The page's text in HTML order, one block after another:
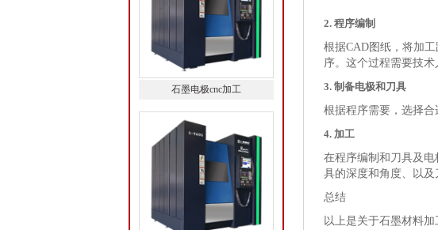
2. 程序编制
根据CAD图纸，将加
序。这个过程需要技
3. 制备电极和刀具
根据程序需要，选择合
4. 加工
在程序编制和刀具及
具的深度和角度、以及
总结
以上是关于石墨材料
石墨电极cnc加工